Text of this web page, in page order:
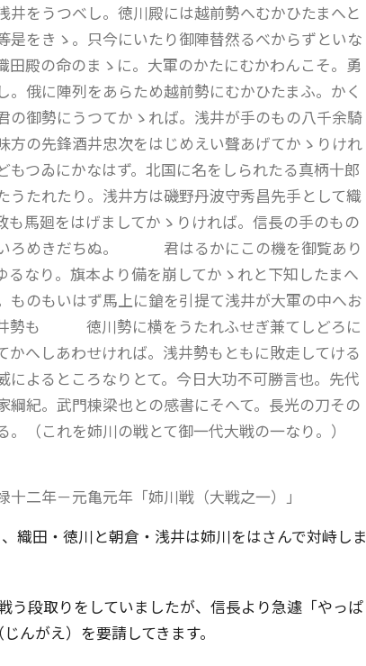
井をうつべし。徳川殿には越前勢へむかひたまへと
是をきゝ。只今にいたり御陣替然るべからずといな
田殿の命のまゝに。大軍のかたにむかわんこそ。勇
。俄に陣列をあらため越前勢にむかひたまふ。かく
勢にうつてかゝれば。浅井が手のもの八千余騎
方の先鋒酒井忠次をはじめえい聲あげてかゝりけれ
もつゐにかなはず。北国に名をしられたる真柄十郎
うたれたり。浅井方は磯野丹波守秀昌先手として織
も馬廻をはげましてかゝりければ。信長の手のもの
いろめきだちぬ。 君はるかにこの機を御覧あり
るなり。旗本より備を崩してかゝれと下知したまへ
ものもいはず馬上に鎗を引提て浅井が大軍の中へお
井勢も 徳川勢に横をうたれふせぎ兼てしどろに
かへしあわせければ。浅井勢もともに敗走してける
るところなりとて。今日大功不可勝言也。先代
綱紀。武門棟梁也との感書にそへて。長光の刀その
（これを姉川の戦とて御一代大戦の一なり。）
二年－元亀元年「姉川戦（大戦之一）」
織田・徳川と朝倉・浅井は姉川をはさんで対峙しま
う段取りをしていましたが、信長より急遽「やっぱ
んがえ）を要請してきます。